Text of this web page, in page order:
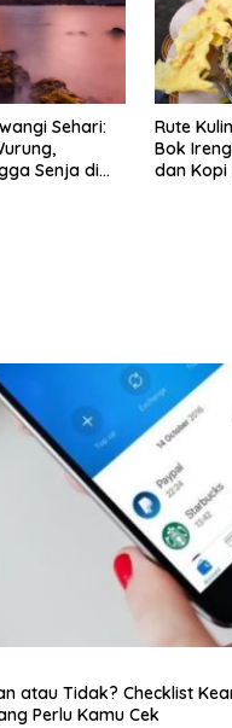
Sehari:
Senja di
Rute
Bok
dan Kopi
atau Tidak? Checklist
Perlu Kamu Cek